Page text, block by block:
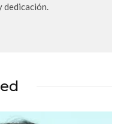
dedicación.